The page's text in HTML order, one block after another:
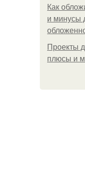
Как
и минусы
Проекты
плюсы и